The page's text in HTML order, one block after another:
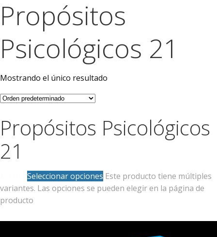
Propósitos
Psicológicos 21
Mostrando el único resultado
Propósitos Psicológicos
21
Seleccionar opciones Este producto tiene múltiples
variantes. Las opciones se pueden elegir en la página de
producto